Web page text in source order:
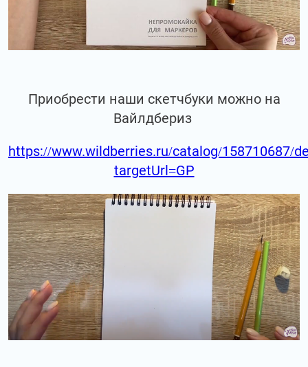
Приобрести наши скетчбуки можно на
Вайлдбериз
https://www.wildberries.ru/catalog/158710687/
targetUrl=GP